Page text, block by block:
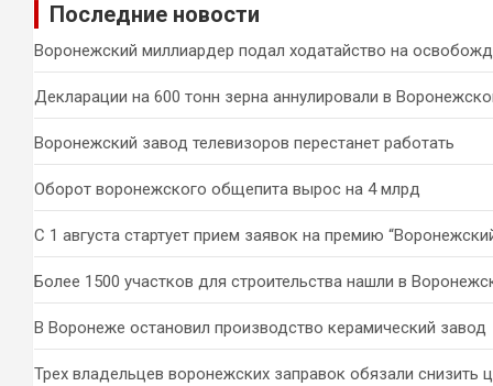
Последние новости
Воронежский миллиардер подал ходатайство на
Декларации на 600 тонн зерна аннулировали в
Воронежский завод телевизоров перестанет работать
Оборот воронежского общепита вырос на 4 млрд
С 1 августа стартует прием заявок на премию
Более 1500 участков для строительства нашли в
В Воронеже остановил производство керамический завод
Трех владельцев воронежских заправок обязали снизить